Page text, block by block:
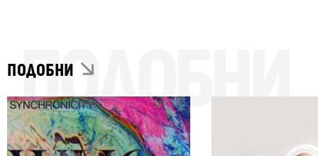
ПОДОБНИ
ПОДОБНИ